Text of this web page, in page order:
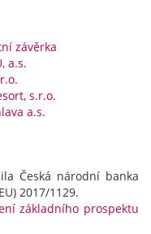
závěrka
a.s.
s.r.o.
a.s.
Česká národní banka
2017/1129.
základního prospektu